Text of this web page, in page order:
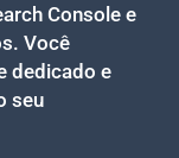
Console e
Você
dedicado e
seu